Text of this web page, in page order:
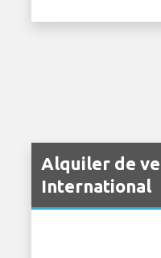
Alquiler de
International